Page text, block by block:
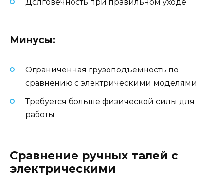
Долговечность при правильном уходе
Минусы:
Ограниченная грузоподъемность по
сравнению с электрическими моделями
Требуется больше физической силы для
работы
Сравнение ручных талей с
электрическими